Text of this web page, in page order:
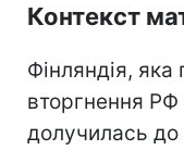
Контекст
Фінляндія,
вторгнення РФ
долучилась